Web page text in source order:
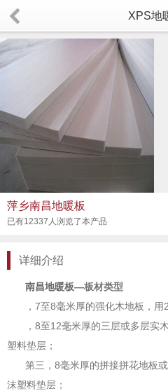
XPS地
萍乡南昌地暖板
已有12337人浏览了本产品
详细介绍
南昌地暖板—板材类型
，7至8毫米厚的强化木地板，用
，8至12毫米厚的三层或多层实
塑料垫层；
第三，8毫米厚的拼接拼花地板
沫塑料垫层；